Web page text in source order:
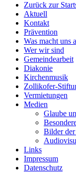
Zurück zur
Aktuell
Kontakt
Prävention
Was macht uns
Wer wir sind
Gemeindearbeit
Diakonie
Kirchenmusik
Zollikofer-
Vermietungen
Medien
Glaube
Bilder
Links
Impressum
Datenschutz